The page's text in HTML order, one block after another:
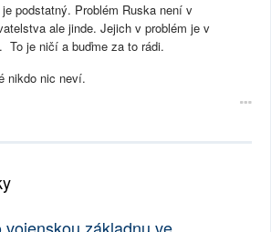
podstatný. Problém Ruska není v
ale jinde. Jejich v problém je v
To je ničí a buďme za to rádi.
nikdo nic neví.